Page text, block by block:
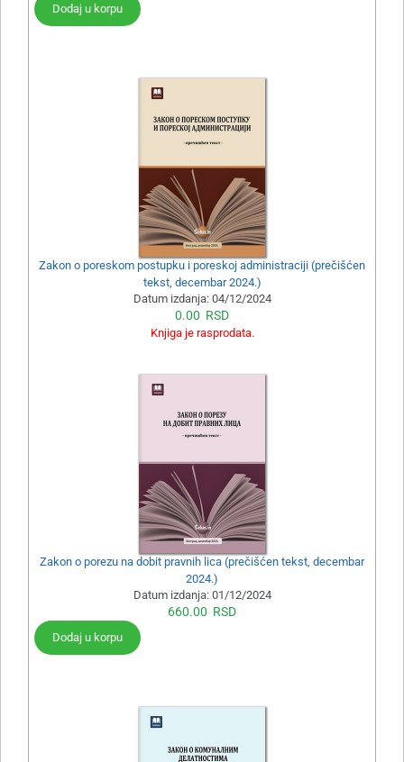
Dodaj u korpu
Zakon o poreskom postupku i poreskoj administraciji (prečišćen
tekst, decembar 2024.)
Datum izdanja: 04/12/2024
0.00 RSD
Knjiga je rasprodata.
Zakon o porezu na dobit pravnih lica (prečišćen tekst, decembar
2024.)
Datum izdanja: 01/12/2024
660.00 RSD
Dodaj u korpu